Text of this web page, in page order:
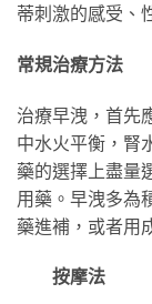
蒂刺激的感受、
常規治療方法
治療早洩，首先
中水火平衡，腎
藥的選擇上盡量
用藥。早洩多為
藥進補，或者用
按摩法